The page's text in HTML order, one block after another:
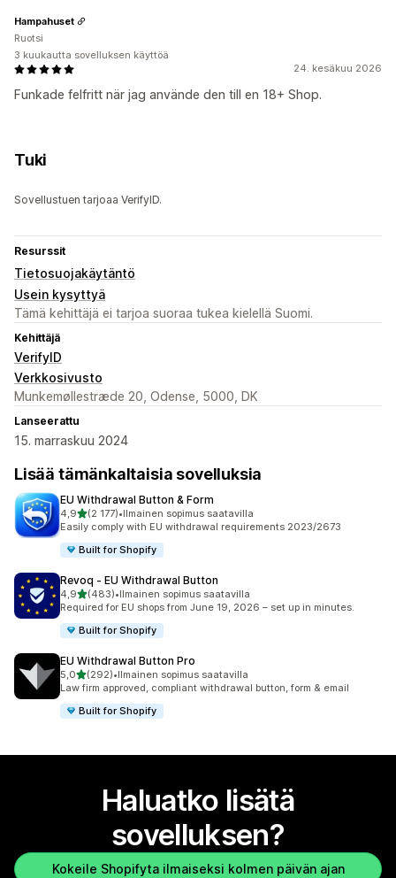
24. kesäkuu 2026
Funkade felfritt när jag använde den till en 18+ Shop.
Hampahuset
Ruotsi
3 kuukautta sovelluksen käyttöä
Tuki
Sovellustuen tarjoaa VerifyID.
Resurssit
Tietosuojakäytäntö
Usein kysyttyä
Tämä kehittäjä ei tarjoa suoraa tukea kielellä Suomi.
Kehittäjä
VerifyID
Verkkosivusto
Munkemøllestræde 20, Odense, 5000, DK
Lanseerattu
15. marraskuu 2024
Lisää tämänkaltaisia sovelluksia
EU Withdrawal Button & Form
4,9/ 5 tähteä
(2 177)
2177 arvostelua yhteensä
•Ilmainen sopimus saatavilla
Easily comply with EU withdrawal requirements 2023/2673
Built for Shopify
Revoq ‑ EU Withdrawal Button
4,9/ 5 tähteä
(483)
483 arvostelua yhteensä
•Ilmainen sopimus saatavilla
Required for EU shops from June 19, 2026 – set up in minutes.
Built for Shopify
EU Withdrawal Button Pro
5,0/ 5 tähteä
(292)
292 arvostelua yhteensä
•Ilmainen sopimus saatavilla
Law firm approved, compliant withdrawal button, form & email
Built for Shopify
Haluatko lisätä
sovelluksen?
Kokeile Shopifyta ilmaiseksi kolmen päivän ajan